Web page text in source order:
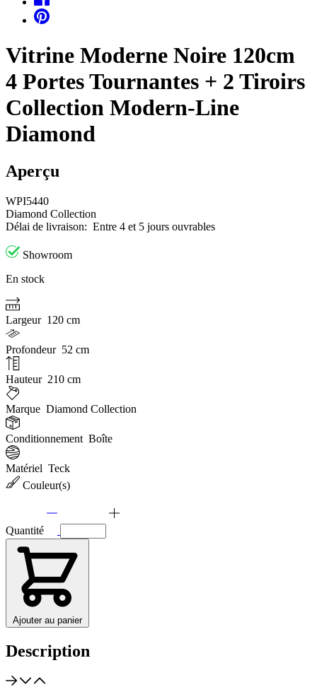
Vitrine Moderne Noire 120cm
4 Portes Tournantes + 2 Tiroirs
Collection Modern-Line
Diamond
Aperçu
WPI5440
Diamond Collection
Délai de livraison: Entre 4 et 5 jours ouvrables
Showroom
En stock
Largeur 120 cm
Profondeur 52 cm
Hauteur 210 cm
Marque Diamond Collection
Conditionnement Boîte
Matériel Teck
Couleur(s)
Quantité
Ajouter au panier
Description